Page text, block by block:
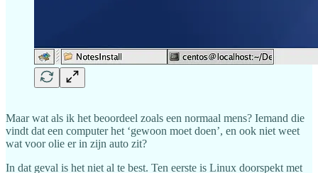
Maar wat als ik het beoordeel zoals een normaal mens? Iemand die
vindt dat een computer het ‘gewoon moet doen’, en ook niet weet
wat voor olie er in zijn auto zit?
In dat geval is het niet al te best. Ten eerste is Linux doorspekt met